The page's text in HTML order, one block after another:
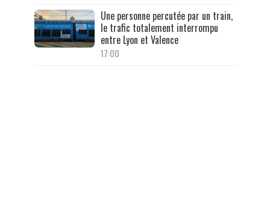
Une personne percutée par un train,
le trafic totalement interrompu
entre Lyon et Valence
17:00